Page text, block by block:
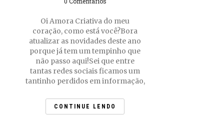
Oi Amora Criativa do meu
coração, como está você?Bora
atualizar as novidades deste ano
porque já tem um tempinho que
não passo aqui!Sei que entre
tantas redes sociais ficamos um
tantinho perdidos em informação,
CONTINUE LENDO